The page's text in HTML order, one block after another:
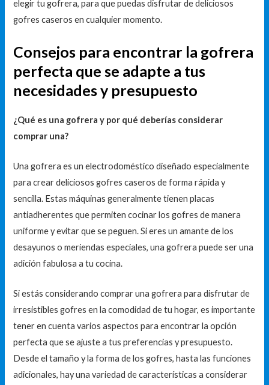
elegir tu gofrera, para que puedas disfrutar de deliciosos
gofres caseros en cualquier momento.
Consejos para encontrar la gofrera
perfecta que se adapte a tus
necesidades y presupuesto
¿Qué es una gofrera y por qué deberías considerar
comprar una?
Una gofrera es un electrodoméstico diseñado especialmente
para crear deliciosos gofres caseros de forma rápida y
sencilla. Estas máquinas generalmente tienen placas
antiadherentes que permiten cocinar los gofres de manera
uniforme y evitar que se peguen. Si eres un amante de los
desayunos o meriendas especiales, una gofrera puede ser una
adición fabulosa a tu cocina.
Si estás considerando comprar una gofrera para disfrutar de
irresistibles gofres en la comodidad de tu hogar, es importante
tener en cuenta varios aspectos para encontrar la opción
perfecta que se ajuste a tus preferencias y presupuesto.
Desde el tamaño y la forma de los gofres, hasta las funciones
adicionales, hay una variedad de características a considerar